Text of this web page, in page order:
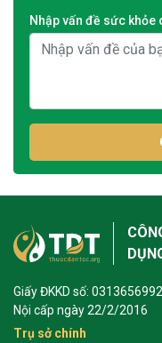
Nhập vấn đề sức khỏe
Giấy ĐKKD số:
Nội cấp ngày 22/2/2016
Trụ sở chính